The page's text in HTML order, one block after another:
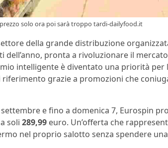
solo ora poi sarà troppo tardi-dailyfood.it
della grande distribuzione
dell’anno, pronta a rivoluzionare il
intelligente è diventato una priorità per
grazie a promozioni che
e fino a domenica 7, Eurospin
a soli 289,99 euro. Un’offerta che
nel proprio salotto senza spendere